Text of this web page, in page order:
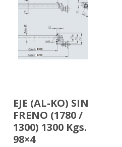
EJE (AL-KO) SIN
FRENO (1780 /
1300) 1300 Kgs.
98×4